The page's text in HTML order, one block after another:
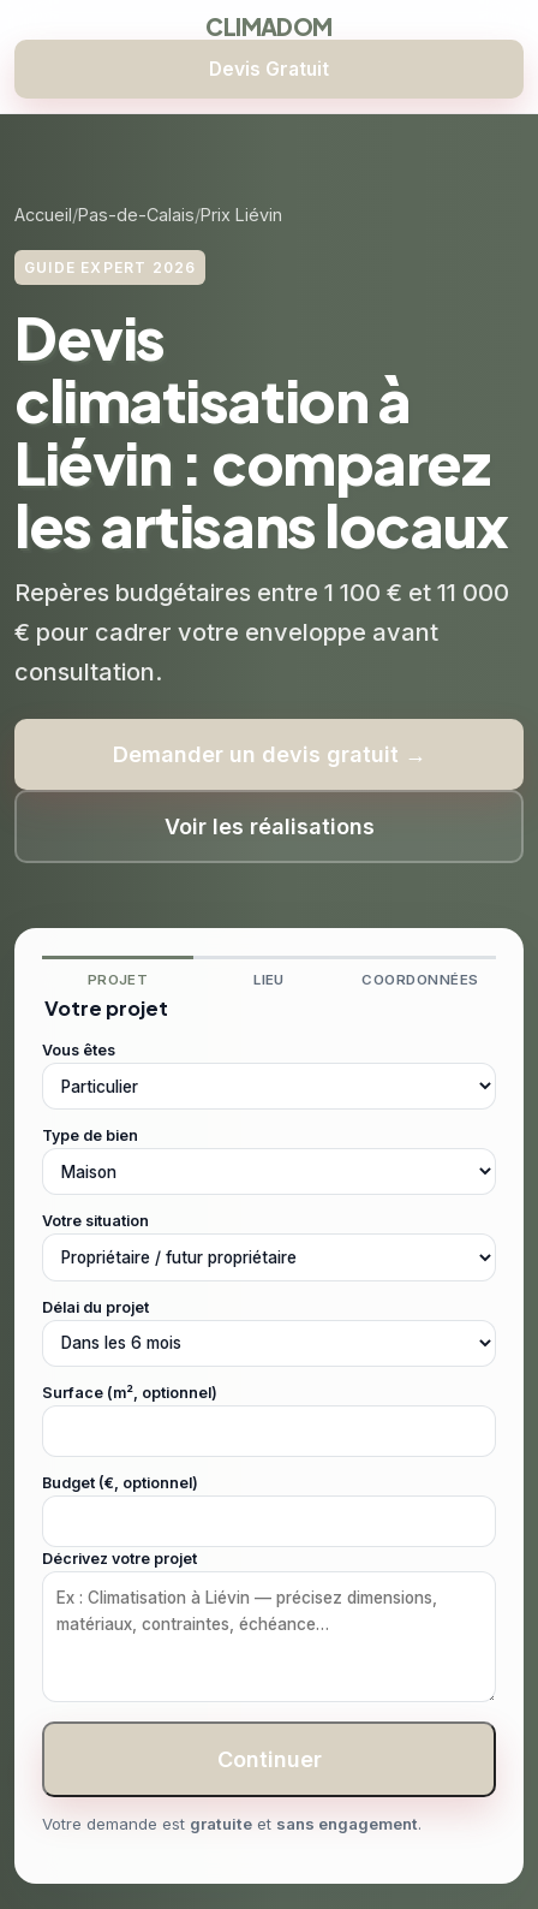
CLIMADOM
Devis Gratuit
Accueil Pas-de-Calais Prix Liévin
GUIDE EXPERT 2026
Devis
climatisation à
Liévin : comparez
les artisans locaux
Repères budgétaires entre 1 100 € et 11 000
€ pour cadrer votre enveloppe avant
consultation.
Demander un devis gratuit →
Voir les réalisations
PROJET LIEU COORDONNÉES
Votre projet
Vous êtes
Type de bien
Votre situation
Délai du projet
Surface (m², optionnel)
Budget (€, optionnel)
Décrivez votre projet
Continuer
Votre demande est gratuite et sans engagement.